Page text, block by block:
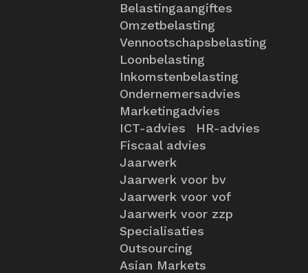
Belastingaangiftes
Omzetbelasting
Vennootschapsbelasting
Loonbelasting
Inkomstenbelasting
Ondernemersadvies
Marketingadvies
ICT-advies
HR-advies
Fiscaal advies
Jaarwerk
Jaarwerk voor bv
Jaarwerk voor vof
Jaarwerk voor zzp
Specialisaties
Outsourcing
Asian Markets